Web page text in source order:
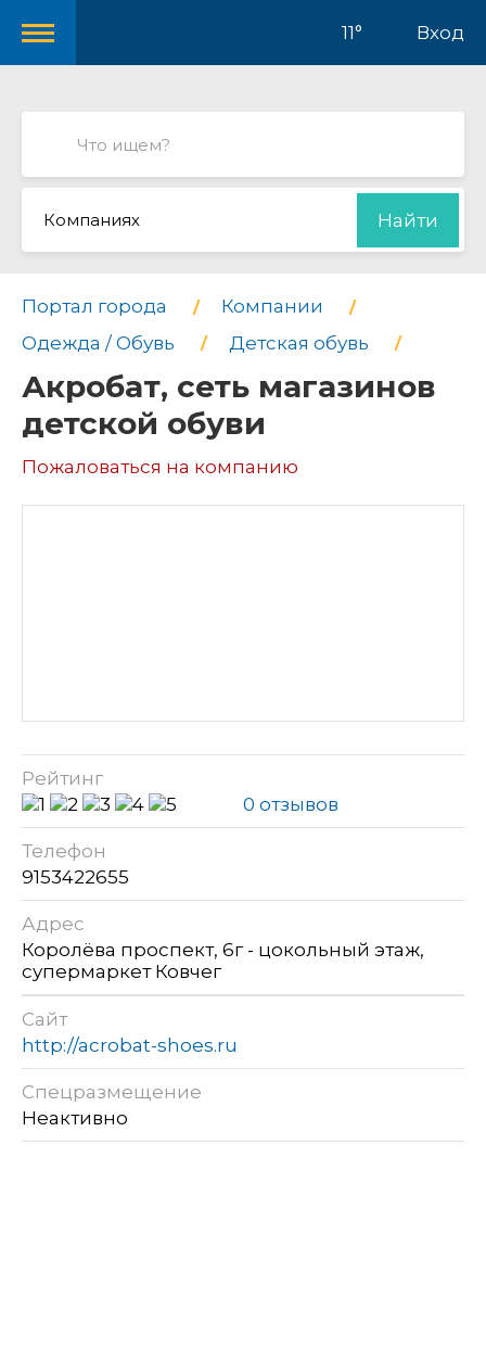
11° Вход
Компаниях Найти
Портал города
Компании
Одежда / Обувь
Детская обувь
Акробат, сеть магазинов
детской обуви
Пожаловаться на компанию
Рейтинг
0 отзывов
Телефон
9153422655
Адрес
Королёва проспект, 6г - цокольный этаж,
супермаркет Ковчег
Сайт
http://acrobat-shoes.ru
Спецразмещение
Неактивно